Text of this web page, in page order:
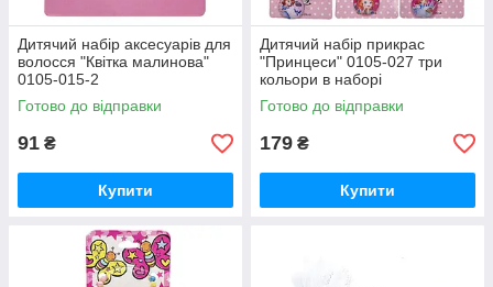
Дитячий набір аксесуарів для
волосся "Квітка малинова"
0105-015-2
Готово до відправки
91 ₴
Купити
Дитячий набір прикрас
"Принцеси" 0105-027 три
кольори в наборі
Готово до відправки
179 ₴
Купити